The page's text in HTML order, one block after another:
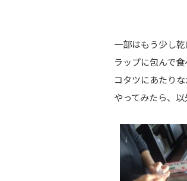
一部はもう少し
ラップに包んで食
コタツにあたり
やってみたら、